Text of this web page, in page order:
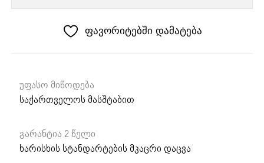
FMXO
XS
ფავორიტებში დამატება
უფასო მიწოდება
საქართველოს მასშტაბით
გარანტია 2 წელი
ხარისხის სტანდარტების მკაცრი დაცვა